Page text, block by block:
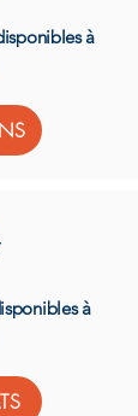
à
à